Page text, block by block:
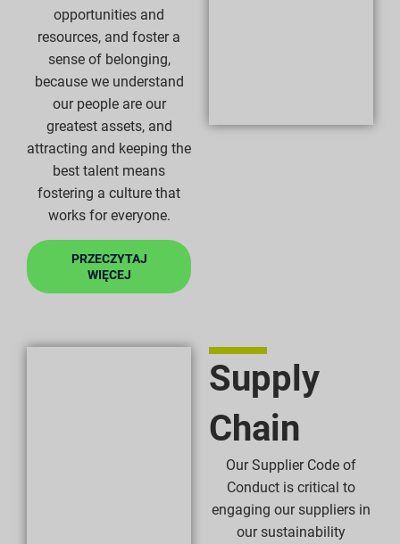
opportunities and
resources, and foster a
sense of belonging,
because we understand
our people are our
greatest assets, and
attracting and keeping the
best talent means
fostering a culture that
works for everyone.
PRZECZYTAJ
WIĘCEJ
Supply
Chain
Our Supplier Code of
Conduct is critical to
engaging our suppliers in
our sustainability